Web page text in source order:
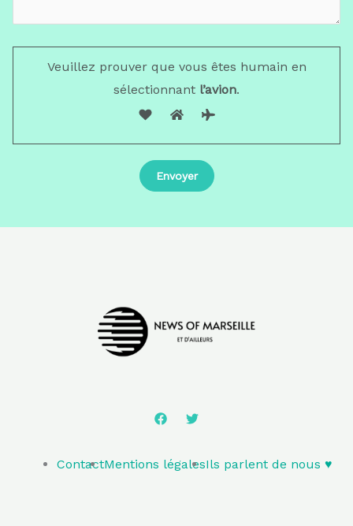
Veuillez prouver que vous êtes humain en
sélectionnant l’avion.
ContactMentions légalesIls parlent de nous ♥️